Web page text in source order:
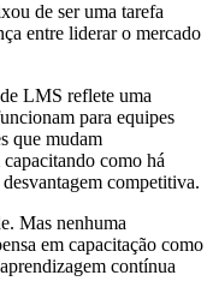
de ser uma tarefa
entre liderar o mercado
LMS reflete uma
para equipes
que mudam
como há
competitiva.
Mas nenhuma
em capacitação como
contínua